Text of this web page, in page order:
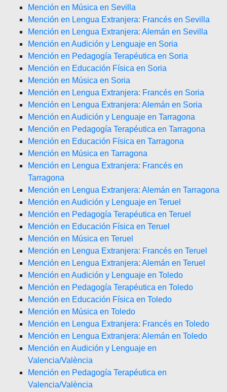
Mención en Música en Sevilla
Mención en Lengua Extranjera: Francés en Sevilla
Mención en Lengua Extranjera: Alemán en Sevilla
Mención en Audición y Lenguaje en Soria
Mención en Pedagogía Terapéutica en Soria
Mención en Educación Física en Soria
Mención en Música en Soria
Mención en Lengua Extranjera: Francés en Soria
Mención en Lengua Extranjera: Alemán en Soria
Mención en Audición y Lenguaje en Tarragona
Mención en Pedagogía Terapéutica en Tarragona
Mención en Educación Física en Tarragona
Mención en Música en Tarragona
Mención en Lengua Extranjera: Francés en
Tarragona
Mención en Lengua Extranjera: Alemán en Tarragona
Mención en Audición y Lenguaje en Teruel
Mención en Pedagogía Terapéutica en Teruel
Mención en Educación Física en Teruel
Mención en Música en Teruel
Mención en Lengua Extranjera: Francés en Teruel
Mención en Lengua Extranjera: Alemán en Teruel
Mención en Audición y Lenguaje en Toledo
Mención en Pedagogía Terapéutica en Toledo
Mención en Educación Física en Toledo
Mención en Música en Toledo
Mención en Lengua Extranjera: Francés en Toledo
Mención en Lengua Extranjera: Alemán en Toledo
Mención en Audición y Lenguaje en
Valencia/València
Mención en Pedagogía Terapéutica en
Valencia/València